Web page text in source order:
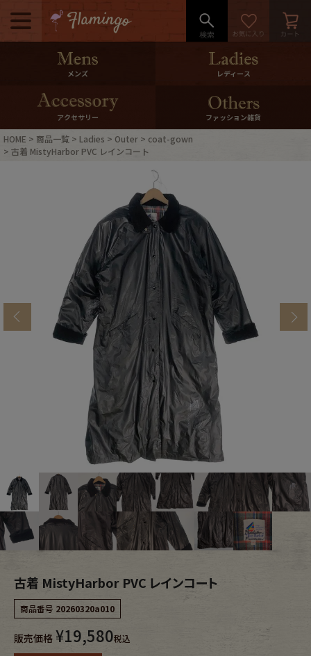
メニュー
500pt＆10％Offクーポンプレゼン
10％0ffクーポンプレゼント
ログイン・会員登録
International Shipping
店舗紹介 特集一覧
ブランドから探す スタッフコーディネート
古着卸DOCK
メンズ商品カテゴリーから探す
Outer
Bottoms Fafatt
レディース商品カテゴリーから探す
Tops Bottoms
Outer
Fafatt
メンズ レディース
アクセサリー ファッション雑貨
HOME 商品一覧 Ladies Outer
coat-gown
古着 MistyHarbor PVC レインコート
古着 MistyHarbor PVC レインコート
商品番号 20260320a010
販売価格 ¥19,580税込